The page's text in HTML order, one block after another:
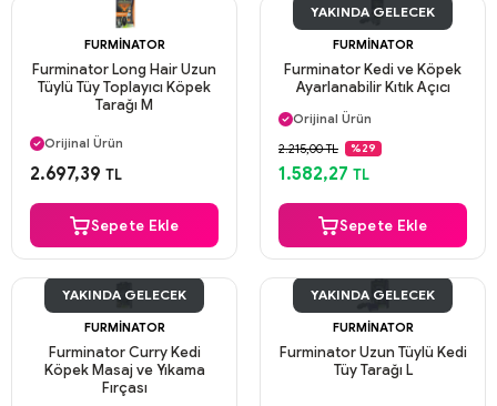
FURMINATOR
Furminator Long Hair Uzun
Tüylü Tüy Toplayıcı Köpek
Tarağı M
Orijinal Ürün
Güvenli Ödeme
2.697,39 TL
Sepete Ekle
YAKINDA GELECEK
FURMINATOR
Furminator Kedi ve Köpek
Ayarlanabilir Kıtık Açıcı
Aynı Gün Kargo
Orijinal Ürün
Güvenli Ödeme
Aynı Gün Kargo
2.215,00 TL %29
1.582,27 TL
Sepete Ekle
YAKINDA GELECEK
FURMINATOR
Furminator Curry Kedi
Köpek Masaj ve Yıkama
Fırçası
Aynı Gün Kargo
YAKINDA GELECEK
FURMINATOR
Furminator Uzun Tüylü Kedi
Tüy Tarağı L